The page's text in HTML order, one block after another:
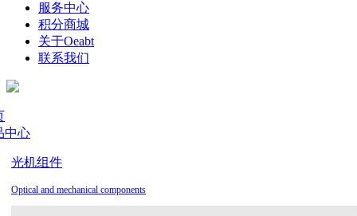
服务中心
积分商城
关于Oeabt
联系我们
中心
光机组件
Optical and mechanical components